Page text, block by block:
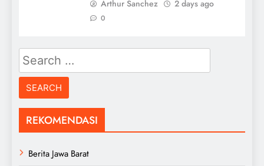
Arthur Sanchez 2 days ago
0
Search
for:
REKOMENDASI
Berita Jawa Barat